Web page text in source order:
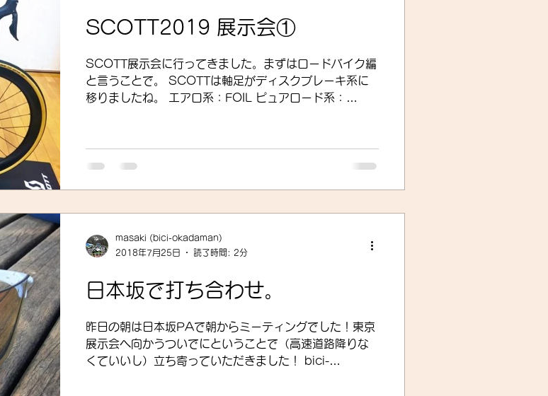
SCOTT2019 展示会①
SCOTT展示会に行ってきました。まずはロードバイク編
と言うことで。 SCOTTは軸足がディスクブレーキ系に
移りましたね。 エアロ系：FOIL ピュアロード系：
日本坂で打ち合わせ。
昨日の朝は日本坂PAで朝からミーティングでした！東京
展示会へ向かうついでにということで（高速道路降りな
くていいし）立ち寄っていただきました！ bici-
masaki (bici-okadaman)
2018年7月25日
読了時間: 2分